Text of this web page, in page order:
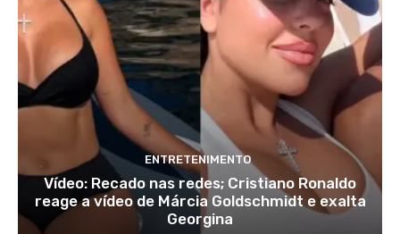
ENTRETENIMENTO
Vídeo: Recado nas redes; Cristiano Ronaldo
reage a vídeo de Márcia Goldschmidt e exalta
Georgina